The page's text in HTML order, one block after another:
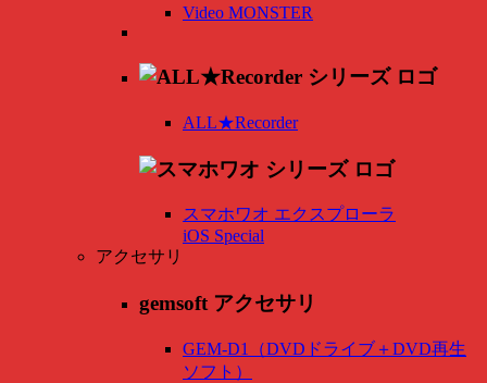
Video MONSTER
ALL★Recorder
スマホワオ エクスプローラ
iOS Special
アクセサリ
gemsoft アクセサリ
GEM-D1（DVDドライブ＋DVD再生
ソフト）